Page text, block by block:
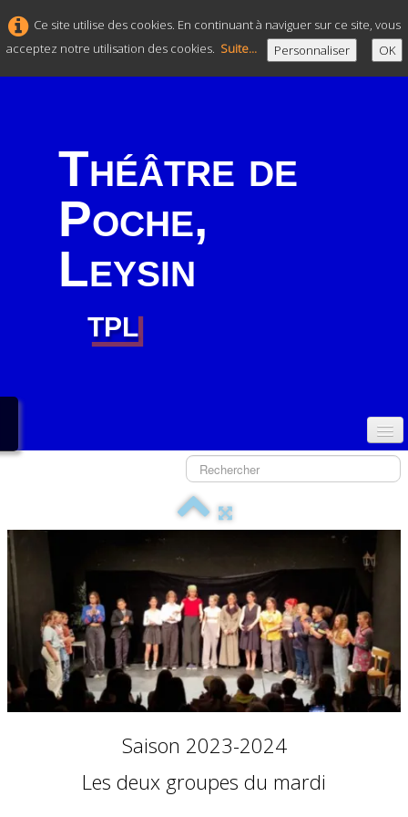
Ce site utilise des cookies. En continuant à naviguer sur ce site, vous
acceptez notre utilisation des cookies. Suite... Personnaliser OK
Théâtre de
Poche,
Leysin
TPL
ACCUEIL
NOUVEAU SPECTACLE
GALERIE PHOTOS
HISTORIQUE
TPJLO
MÉDIAS
Saison 2023-2024
Les deux groupes du mardi